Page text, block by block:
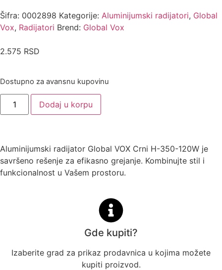
Šifra: 0002898 Kategorije: Aluminijumski radijatori, Global
Vox, Radijatori Brend: Global Vox
2.575 RSD
Dostupno za avansnu kupovinu
Dodaj u korpu
Aluminijumski radijator Global VOX Crni H-350-120W je
savršeno rešenje za efikasno grejanje. Kombinujte stil i
funkcionalnost u Vašem prostoru.
Gde kupiti?
Izaberite grad za prikaz prodavnica u kojima možete
kupiti proizvod.